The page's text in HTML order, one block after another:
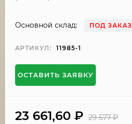
Основной склад: ПОД ЗАКАЗ
АРТИКУЛ: 11985-1
ОСТАВИТЬ ЗАЯВКУ
23 661,60 ₽ 29 577₽